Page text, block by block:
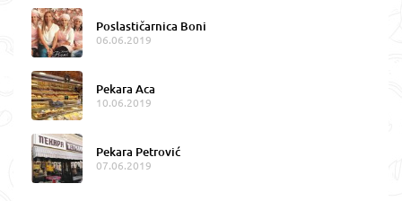
Poslastičarnica Boni
06.06.2019
Pekara Aca
10.06.2019
Pekara Petrović
07.06.2019